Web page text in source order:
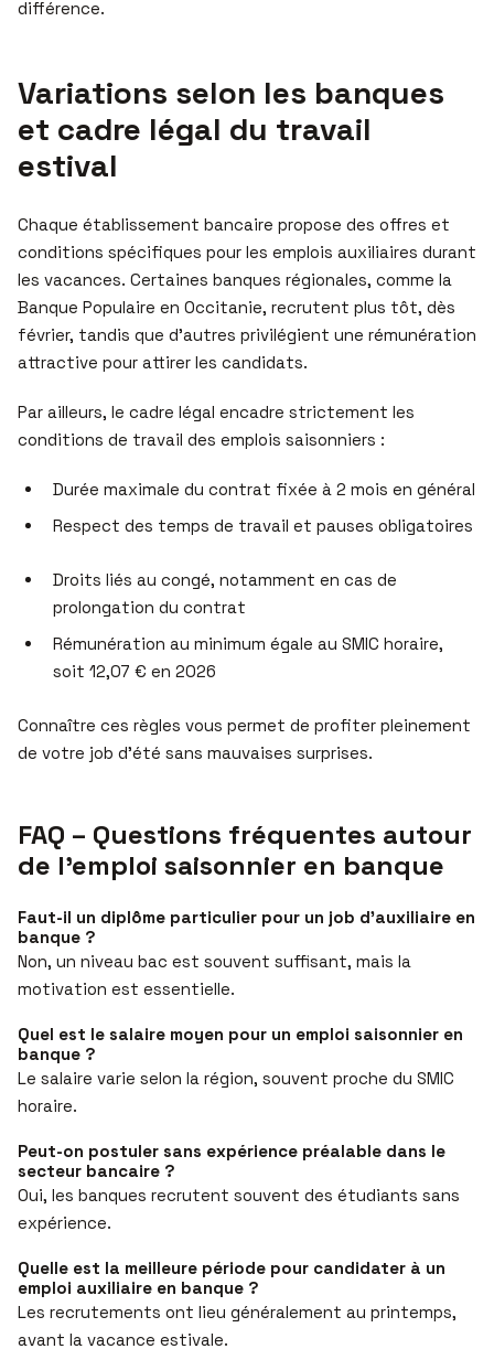
différence.
Variations selon les banques
et cadre légal du travail
estival
Chaque établissement bancaire propose des offres et
conditions spécifiques pour les emplois auxiliaires durant
les vacances. Certaines banques régionales, comme la
Banque Populaire en Occitanie, recrutent plus tôt, dès
février, tandis que d’autres privilégient une rémunération
attractive pour attirer les candidats.
Par ailleurs, le cadre légal encadre strictement les
conditions de travail des emplois saisonniers :
Durée maximale du contrat fixée à 2 mois en général
Respect des temps de travail et pauses obligatoires
Droits liés au congé, notamment en cas de
prolongation du contrat
Rémunération au minimum égale au SMIC horaire,
soit 12,07 € en 2026
Connaître ces règles vous permet de profiter pleinement
de votre job d’été sans mauvaises surprises.
FAQ – Questions fréquentes autour
de l’emploi saisonnier en banque
Faut-il un diplôme particulier pour un job d’auxiliaire en
banque ?
Non, un niveau bac est souvent suffisant, mais la
motivation est essentielle.
Quel est le salaire moyen pour un emploi saisonnier en
banque ?
Le salaire varie selon la région, souvent proche du SMIC
horaire.
Peut-on postuler sans expérience préalable dans le
secteur bancaire ?
Oui, les banques recrutent souvent des étudiants sans
expérience.
Quelle est la meilleure période pour candidater à un
emploi auxiliaire en banque ?
Les recrutements ont lieu généralement au printemps,
avant la vacance estivale.